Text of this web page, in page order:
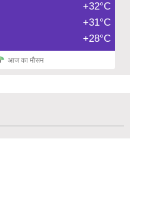
+32°C
+31°C
+28°C
आज का मौसम